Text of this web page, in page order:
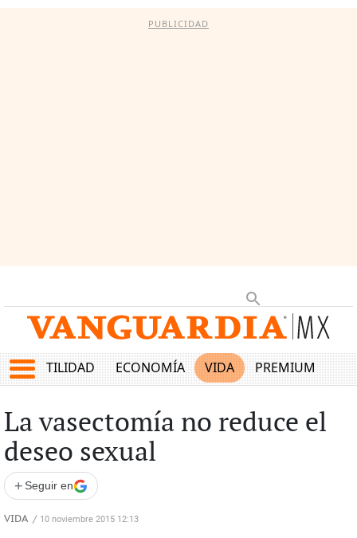
PUBLICIDAD
UTILIDAD ECONOMÍA VIDA PREMIUM
La vasectomía no reduce el
deseo sexual
+ Seguir en
VIDA / 10 noviembre 2015 12:13